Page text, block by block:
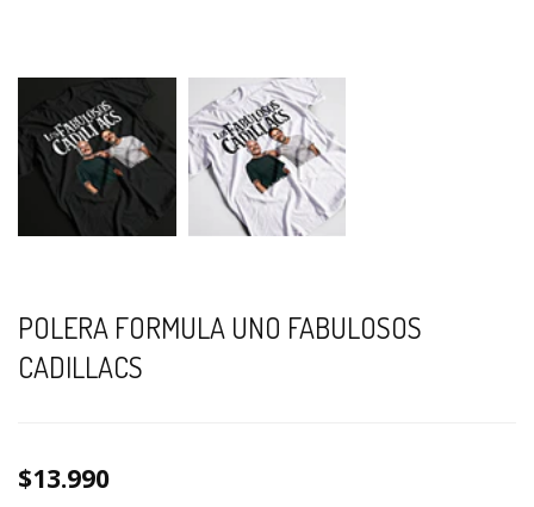
POLERA FORMULA UNO FABULOSOS
CADILLACS
$13.990